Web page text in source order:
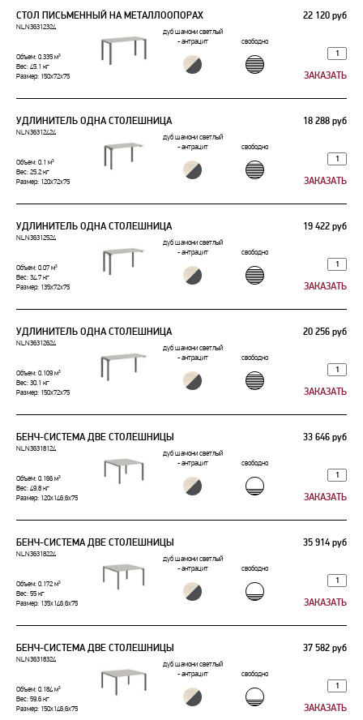
СТОЛ ПИСЬМЕННЫЙ НА МЕТАЛЛООПОРАХ 22 120 руб
NLN36312324
дуб шамони светлый
- антрацит
свободно
Объем: 0.335 м³
Вес: 45.1 кг
Размер: 150x72x75
УДЛИНИТЕЛЬ ОДНА СТОЛЕШНИЦА 18 288 руб
NLN36312424
дуб шамони светлый
- антрацит
свободно
Объем: 0.1 м³
Вес: 25.2 кг
Размер: 120x72x75
УДЛИНИТЕЛЬ ОДНА СТОЛЕШНИЦА 19 422 руб
NLN36312524
дуб шамони светлый
- антрацит
свободно
Объем: 0.07 м³
Вес: 34.7 кг
Размер: 135x72x75
УДЛИНИТЕЛЬ ОДНА СТОЛЕШНИЦА 20 256 руб
NLN36312624
дуб шамони светлый
- антрацит
свободно
Объем: 0.109 м³
Вес: 30.1 кг
Размер: 150x72x75
БЕНЧ-СИСТЕМА ДВЕ СТОЛЕШНИЦЫ 33 646 руб
NLN36318124
дуб шамони светлый
- антрацит
свободно
Объем: 0.166 м³
Вес: 49.8 кг
Размер: 120x146,6x75
БЕНЧ-СИСТЕМА ДВЕ СТОЛЕШНИЦЫ 35 914 руб
NLN36318224
дуб шамони светлый
- антрацит
свободно
Объем: 0.172 м³
Вес: 55 кг
Размер: 135x146,6x75
БЕНЧ-СИСТЕМА ДВЕ СТОЛЕШНИЦЫ 37 582 руб
NLN36318324
дуб шамони светлый
- антрацит
свободно
Объем: 0.184 м³
Вес: 59.6 кг
Размер: 150x146,6x75